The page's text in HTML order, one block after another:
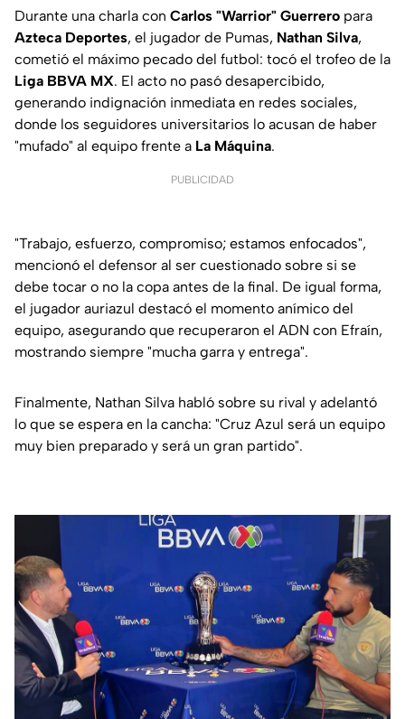
Durante una charla con Carlos "Warrior" Guerrero para
Azteca Deportes, el jugador de Pumas, Nathan Silva,
cometió el máximo pecado del futbol: tocó el trofeo de la
Liga BBVA MX. El acto no pasó desapercibido,
generando indignación inmediata en redes sociales,
donde los seguidores universitarios lo acusan de haber
"mufado" al equipo frente a La Máquina.
PUBLICIDAD
"Trabajo, esfuerzo, compromiso; estamos enfocados",
mencionó el defensor al ser cuestionado sobre si se
debe tocar o no la copa antes de la final. De igual forma,
el jugador auriazul destacó el momento anímico del
equipo, asegurando que recuperaron el ADN con Efraín,
mostrando siempre "mucha garra y entrega".
Finalmente, Nathan Silva habló sobre su rival y adelantó
lo que se espera en la cancha: "Cruz Azul será un equipo
muy bien preparado y será un gran partido".